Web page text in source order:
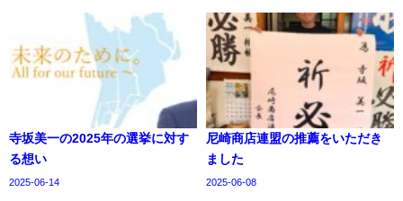
寺坂美一の2025年の選挙に対す
る想い
2025-06-14
尼崎商店連盟の推薦をいただき
ました
2025-06-08